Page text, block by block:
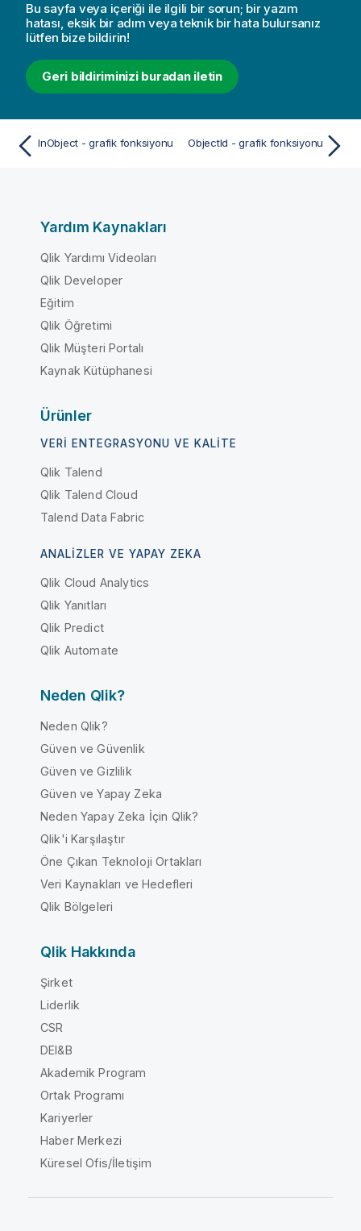
Bu sayfa veya içeriği ile ilgili bir sorun; bir yazım
hatası, eksik bir adım veya teknik bir hata bulursanız
lütfen bize bildirin!
Geri bildiriminizi buradan iletin
InObject - grafik fonksiyonu ObjectId - grafik fonksiyonu
Yardım Kaynakları
Qlik Yardımı Videoları
Qlik Developer
Eğitim
Qlik Öğretimi
Qlik Müşteri Portalı
Kaynak Kütüphanesi
Ürünler
VERI ENTEGRASYONU VE KALITE
Qlik Talend
Qlik Talend Cloud
Talend Data Fabric
ANALIZLER VE YAPAY ZEKA
Qlik Cloud Analytics
Qlik Yanıtları
Qlik Predict
Qlik Automate
Neden Qlik?
Neden Qlik?
Güven ve Güvenlik
Güven ve Gizlilik
Güven ve Yapay Zeka
Neden Yapay Zeka İçin Qlik?
Qlik'i Karşılaştır
Öne Çıkan Teknoloji Ortakları
Veri Kaynakları ve Hedefleri
Qlik Bölgeleri
Qlik Hakkında
Şirket
Liderlik
CSR
DEI&B
Akademik Program
Ortak Programı
Kariyerler
Haber Merkezi
Küresel Ofis/İletişim